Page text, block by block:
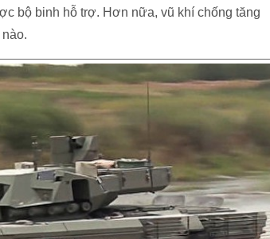
bộ binh hỗ trợ. Hơn nữa, vũ khí chống tăng